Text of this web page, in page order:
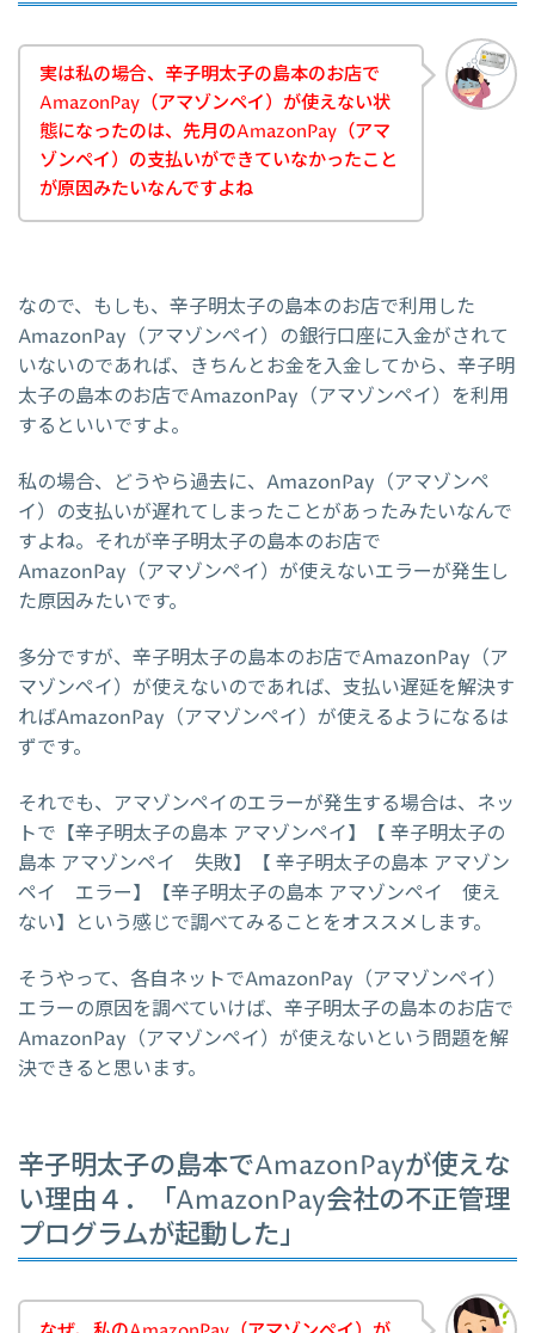
実は私の場合、辛子明太子の島本のお店で
AmazonPay（アマゾンペイ）が使えない状
態になったのは、先月のAmazonPay（アマ
ゾンペイ）の支払いができていなかったこと
が原因みたいなんですよね
なので、もしも、辛子明太子の島本のお店で利用した
AmazonPay（アマゾンペイ）の銀行口座に入金がされて
いないのであれば、きちんとお金を入金してから、辛子明
太子の島本のお店でAmazonPay（アマゾンペイ）を利用
するといいですよ。
私の場合、どうやら過去に、AmazonPay（アマゾンペ
イ）の支払いが遅れてしまったことがあったみたいなんで
すよね。それが辛子明太子の島本のお店で
AmazonPay（アマゾンペイ）が使えないエラーが発生し
た原因みたいです。
多分ですが、辛子明太子の島本のお店でAmazonPay（ア
マゾンペイ）が使えないのであれば、支払い遅延を解決す
ればAmazonPay（アマゾンペイ）が使えるようになるは
ずです。
それでも、アマゾンペイのエラーが発生する場合は、ネッ
トで【辛子明太子の島本 アマゾンペイ】【 辛子明太子の
島本 アマゾンペイ 失敗】【 辛子明太子の島本 アマゾン
ペイ エラー】【辛子明太子の島本 アマゾンペイ 使え
ない】という感じで調べてみることをオススメします。
そうやって、各自ネットでAmazonPay（アマゾンペイ）
エラーの原因を調べていけば、辛子明太子の島本のお店で
AmazonPay（アマゾンペイ）が使えないという問題を解
決できると思います。
辛子明太子の島本でAmazonPayが使えな
い理由４．「AmazonPay会社の不正管理
プログラムが起動した」